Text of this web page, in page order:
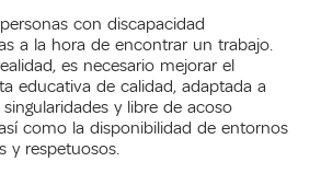
con discapacidad
a la hora de encontrar un trabajo.
es necesario mejorar el
educativa de calidad, adaptada a
y libre de acoso
como la disponibilidad de entornos
y respetuosos.